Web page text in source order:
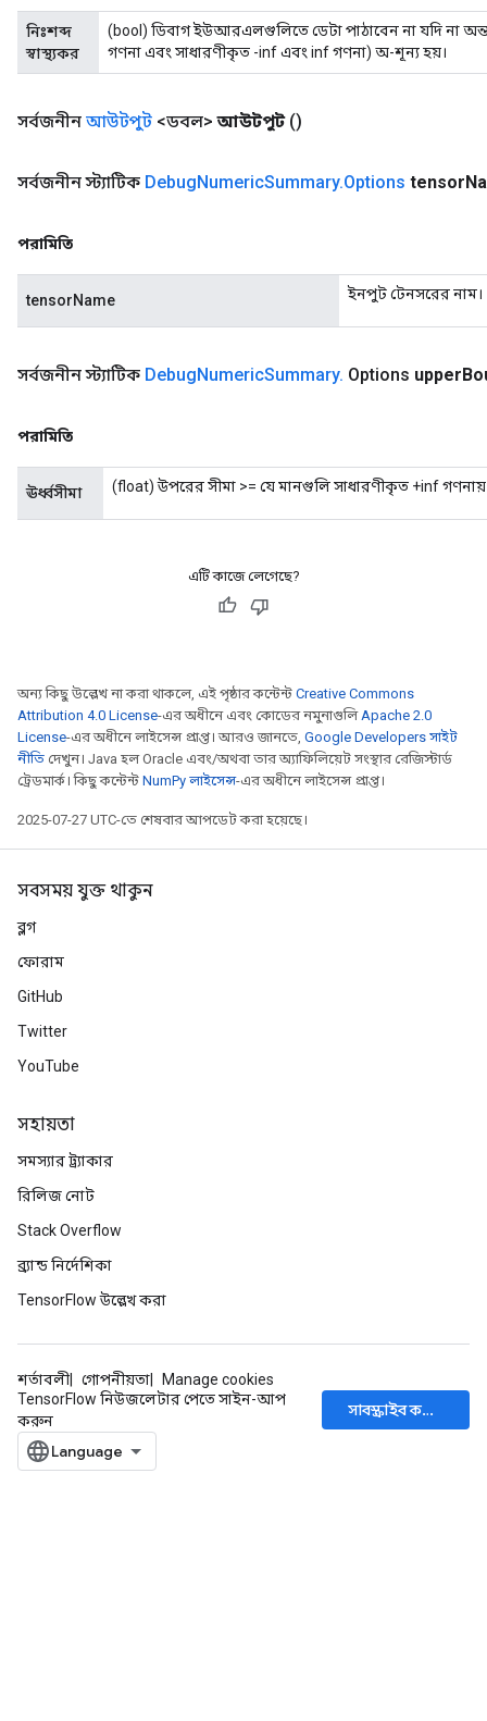
নিঃশব্দ
স্বাস্থ্যকর
(bool) ডিবাগ ইউআরএলগুলিতে ডেটা পাঠাবেন না যদি না
গণনা এবং সাধারণীকৃত -inf এবং inf গণনা) অ-শূন্য হয়।
সর্বজনীন আউটপুট <ডবল> আউটপুট ()
সর্বজনীন স্ট্যাটিক DebugNumericSummary.Options tensor
পরামিতি
tensorName ইনপুট টেনসরের নাম।
সর্বজনীন স্ট্যাটিক DebugNumericSummary. Options upper
পরামিতি
ঊর্ধ্বসীমা (float) উপরের সীমা >= যে মানগুলি সাধারণীকৃত +inf গণনায়
এটি কাজে লেগেছে?
অন্য কিছু উল্লেখ না করা থাকলে, এই পৃষ্ঠার কন্টেন্ট Creative Commons
Attribution 4.0 License-এর অধীনে এবং কোডের নমুনাগুলিApache 2.0
License-এর অধীনে লাইসেন্স প্রাপ্ত। আরও জানতে, Google Developers সাইট
নীতি দেখুন। Java হল Oracle এবং/অথবা তার অ্যাফিলিয়েট সংস্থার রেজিস্টার্ড
ট্রেডমার্ক। কিছু কন্টেন্ট NumPy লাইসেন্স-এর অধীনে লাইসেন্স প্রাপ্ত।
2025-07-27 UTC-তে শেষবার আপডেট করা হয়েছে।
সবসময় যুক্ত থাকুন
ব্লগ
ফোরাম
GitHub
Twitter
YouTube
সহায়তা
সমস্যার ট্র্যাকার
রিলিজ নোট
Stack Overflow
ব্র্যান্ড নির্দেশিকা
TensorFlow উল্লেখ করা
শর্তাবলী গোপনীয়তা
Manage cookies
TensorFlow নিউজলেটার পেতে সাইন-আপ
করুন
সাবস্ক্রাইব করুন